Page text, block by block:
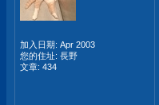
加入日期: Apr 2003
您的住址: 長野
文章: 434